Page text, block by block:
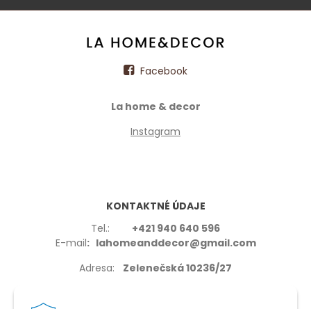
Facebook
La home & decor
Instagram
KONTAKTNÉ ÚDAJE
Tel.: +421 940 640 596
E-mail: lahomeanddecor@gmail.com
Adresa: Zelenečská 10236/27